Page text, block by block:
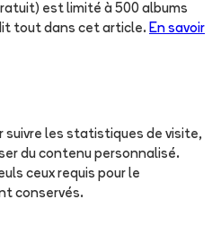
est limité à 500 albums
tout dans cet article. En savoir
suivre les statistiques de visite,
du contenu personnalisé.
ceux requis pour le
conservés.